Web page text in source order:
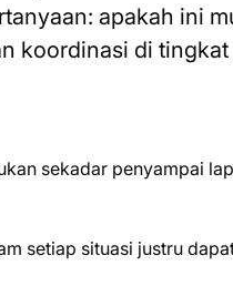
apakah ini
koordinasi di
sekadar penyampai
setiap situasi justru